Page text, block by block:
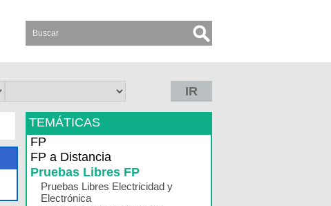
IR
TEMÁTICAS
FP
FP a Distancia
Pruebas Libres FP
Pruebas Libres Electricidad y
Electrónica